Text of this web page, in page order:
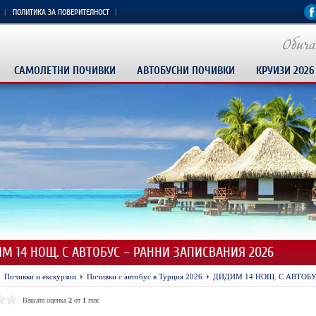
ПОЛИТИКА ЗА ПОВЕРИТЕЛНОСТ
САМОЛЕТНИ ПОЧИВКИ АВТОБУСНИ ПОЧИВКИ КРУИЗИ 2026
14 НОЩ. С АВТОБУС – РАННИ ЗАПИСВАНИЯ 2026
Почивки и екскурзии Почивки с автобус в Турция 2026 ДИДИМ 14 НОЩ. С
Вашата оценка 2от 1 глас